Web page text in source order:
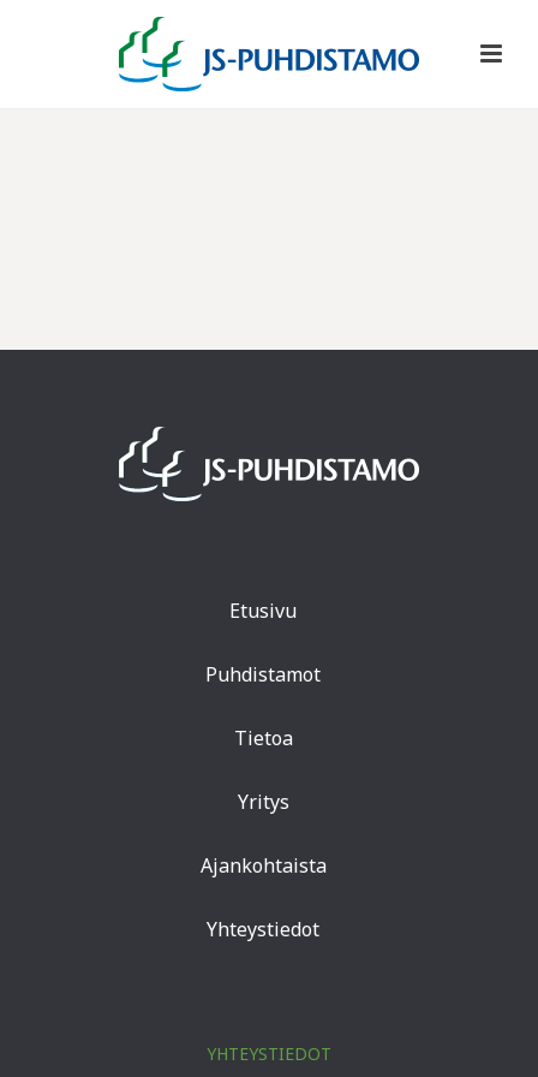
Etusivu
Puhdistamot
Tietoa
Yritys
Ajankohtaista
Yhteystiedot
YHTEYSTIEDOT